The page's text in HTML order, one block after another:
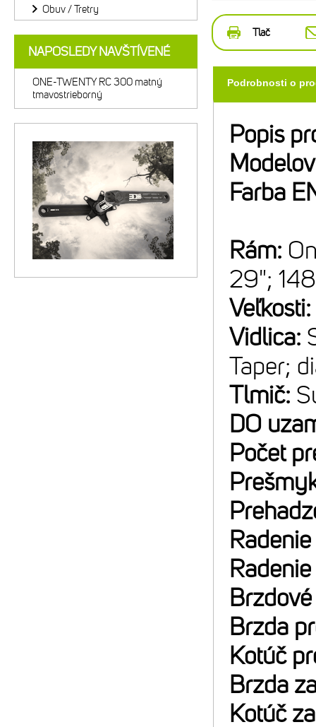
Tlač
Podrobnosti o
Popis
Farba
Rám:
29";
Veľkosti:
Vidlica:
Taper;
Tlmič:
DO
Počet
Brzda
Kotúč
Brzda
Kotúč
Obuv / Tretry
NAPOSLEDY NAVŠTÍVENÉ
ONE-TWENTY RC 300 matný
tmavostrieborný